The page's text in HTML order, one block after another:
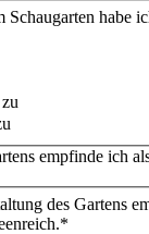
Schaugarten habe
empfinde ich
des Gartens
*